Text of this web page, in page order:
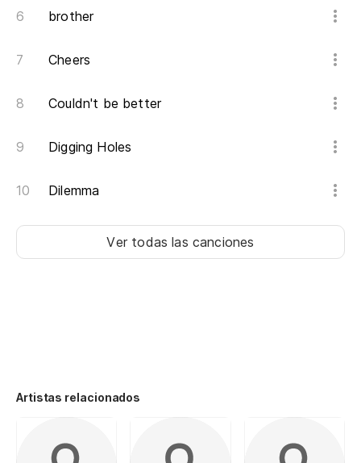
brother
Cheers
Couldn't be better
Digging Holes
Dilemma
Ver todas las canciones
Artistas relacionados